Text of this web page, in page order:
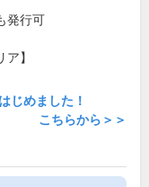
発行可
】
じめました！
こちらから＞＞